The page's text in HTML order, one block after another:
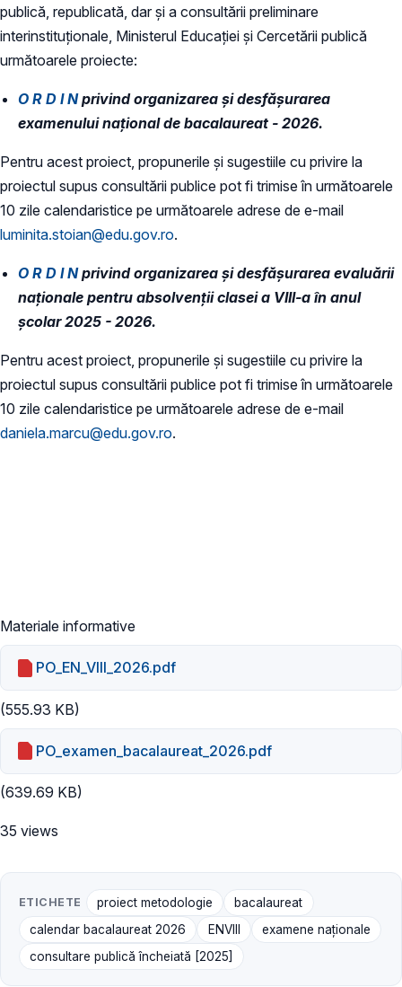
publică, republicată, dar și a consultării preliminare
interinstituționale, Ministerul Educaţiei și Cercetării publică
următoarele proiecte:
O R D I Nprivind organizarea și desfășurarea
examenului național de bacalaureat - 2026.
Pentru acest proiect, propunerile și sugestiile cu privire la
proiectul supus consultării publice pot fi trimise în următoarele
10 zile calendaristice pe următoarele adrese de e-mail
luminita.stoian@edu.gov.ro.
O R D I N privind organizarea şi desfăşurarea evaluării
naţionale pentru absolvenţii clasei a VIII-a în anul
şcolar 2025 - 2026.
Pentru acest proiect, propunerile și sugestiile cu privire la
proiectul supus consultării publice pot fi trimise în următoarele
10 zile calendaristice pe următoarele adrese de e-mail
daniela.marcu@edu.gov.ro.
Materiale informative
PO_EN_VIII_2026.pdf
(555.93 KB)
PO_examen_bacalaureat_2026.pdf
(639.69 KB)
35 views
ETICHETE proiect metodologie
bacalaureat
calendar bacalaureat 2026
ENVIII
examene naţionale
consultare publică încheiată [2025]